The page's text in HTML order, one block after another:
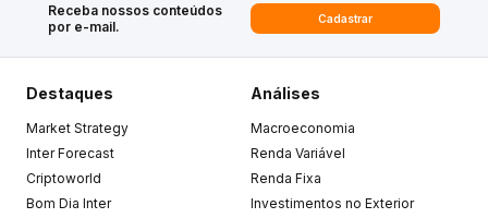
Receba nossos conteúdos
por e-mail.
Cadastrar
Destaques
Market Strategy
Inter Forecast
Criptoworld
Bom Dia Inter
Análises
Macroeconomia
Renda Variável
Renda Fixa
Investimentos no Exterior